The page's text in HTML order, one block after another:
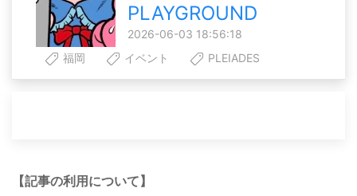
PLAYGROUND
2026-06-03 18:56:18
福岡
イベント PLEIADES
【記事の利用について】